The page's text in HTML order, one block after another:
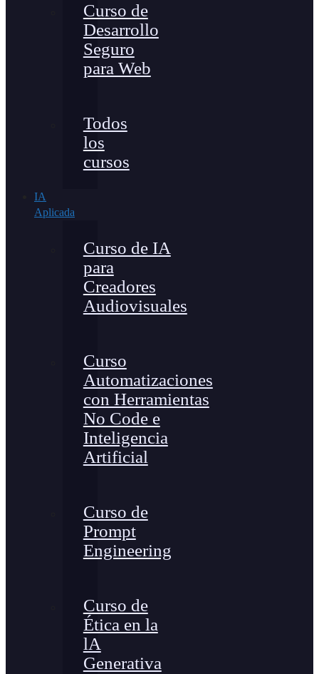
Curso de
Desarrollo
Seguro
para Web
Todos
los
cursos
IA
Aplicada
Curso de IA
para
Creadores
Audiovisuales
Curso
Automatizaciones
con Herramientas
No Code e
Inteligencia
Artificial
Curso de
Prompt
Engineering
Curso de
Ética en la
lA
Generativa